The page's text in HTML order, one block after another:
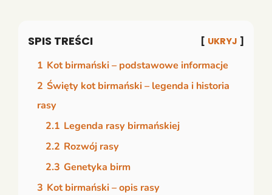
SPIS TREŚCI UKRYJ
1 Kot birmański – podstawowe informacje
2 Święty kot birmański – legenda i historia
rasy
2.1 Legenda rasy birmańskiej
2.2 Rozwój rasy
2.3 Genetyka birm
3 Kot birmański – opis rasy